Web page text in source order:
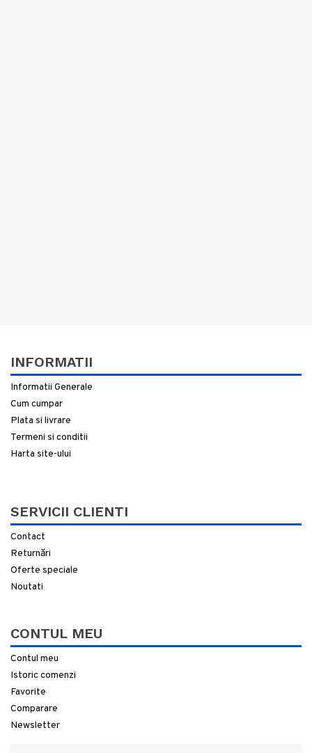
INFORMATII
Informatii Generale
Cum cumpar
Plata si livrare
Termeni si conditii
Harta site-ului
SERVICII CLIENTI
Contact
Returnări
Oferte speciale
Noutati
CONTUL MEU
Contul meu
Istoric comenzi
Favorite
Comparare
Newsletter